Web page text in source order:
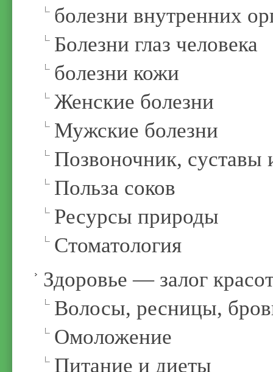
болезни внутренних
Болезни глаз человека
болезни кожи
Женские болезни
Мужские болезни
Позвоночник, суставы
Польза соков
Ресурсы природы
Стоматология
Здоровье — залог
Волосы, ресницы,
Омоложение
Питание и диеты